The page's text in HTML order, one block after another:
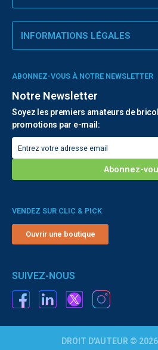
INFORMATIONS LÉGALES
ABONNEZ-VOUS À NOTRE NEWSLETTER
Notre Newsletter
Soyez les premiers amateurs de
promotions par e-mail:
VENDEZ SUR CLIC & PICK
Ouvrir une boutique
SUIVEZ-NOUS
DROIT D'AUTEUR ©